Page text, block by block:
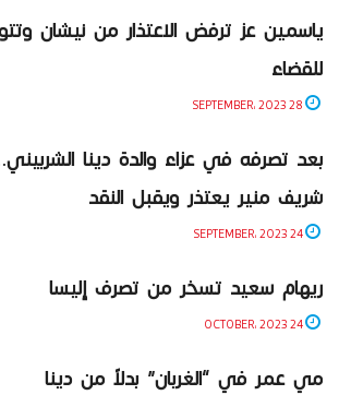
ياسمين عز ترفض الاعتذار من نيشان
للقضاء
بعد تصرفه في عزاء والدة دينا
شريف منير يعتذر ويقبل النقد
ريهام سعيد تسخر من تصرف إليسا
مي عمر في “الغربان” بدلاً من دينا